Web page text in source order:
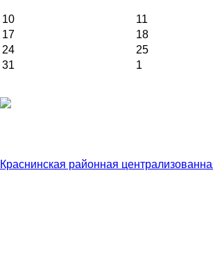
10 11
17
18
24
25
31
1
Краснинская районная